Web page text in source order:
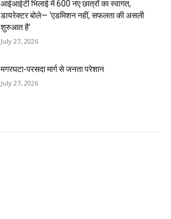
आईआईटी भिलाई में 600 नए छात्रों का स्वागत,
डायरेक्टर बोले— ‘एडमिशन नहीं, सफलता की असली
शुरुआत है’
July 27, 2026
मगरघटा-परसदा मार्ग से जनता परेशान
July 27, 2026